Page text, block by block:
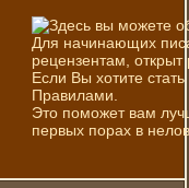
Здесь вы можете
Для начинающих
рецензентам, открыт
Если Вы хотите
Правилами.
Это поможет вам
первых порах в